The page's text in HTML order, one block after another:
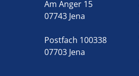
Am Anger 15
07743 Jena
Postfach 100338
07703 Jena